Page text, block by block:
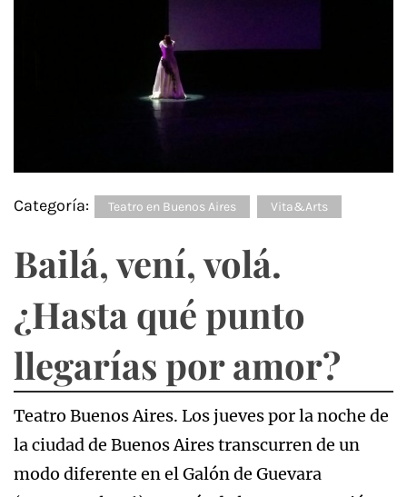
Categoría: Teatro en Buenos Aires Vita&Arts
Bailá, vení, volá.
¿Hasta qué punto
llegarías por amor?
Teatro Buenos Aires. Los jueves por la noche de
la ciudad de Buenos Aires transcurren de un
modo diferente en el Galón de Guevara